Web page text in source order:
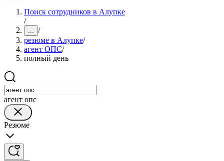
Поиск сотрудников в Алупке
/
... /
резюме в Алупке/
агент ОПС/
полный день
агент опс
Резюме